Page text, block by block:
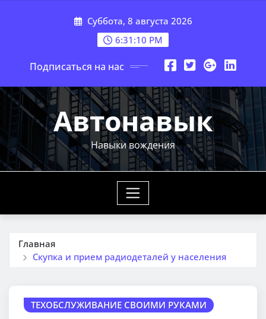
Суббота, 8 августа 2026
6:31:12 PM
Подписаться на нас
Автонавык
Навыки вождения
Главная
Скупка и прием радиодеталей у населения
ТЕХОБСЛУЖИВАНИЕ СВОИМИ РУКАМИ